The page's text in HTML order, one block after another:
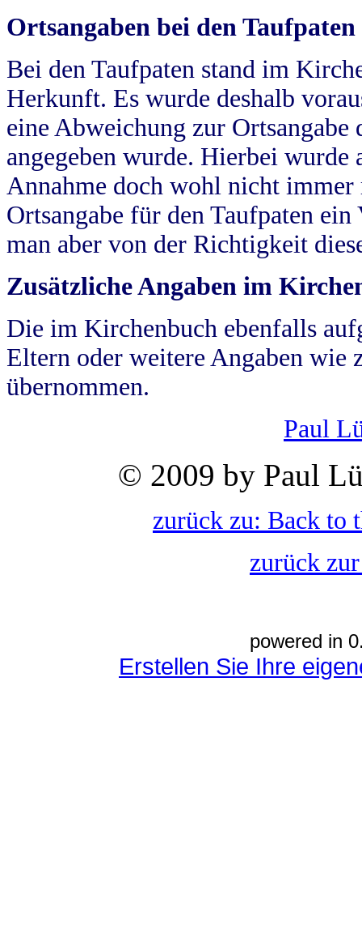
Ortsangaben bei den Taufpaten
Bei den Taufpaten stand im
Herkunft. Es wurde deshalb
eine Abweichung zur
angegeben wurde. Hierbei wurde
Annahme doch wohl nicht
Ortsangabe für den Taufpaten
man aber von der Richtigkeit
Zusätzliche Angaben im
Die im Kirchenbuch ebenfalls
Eltern oder weitere Angaben wie
übernommen.
Paul
© 2009 by Paul
zurück zu: Back to
zurück
powered in
Erstellen Sie Ihre